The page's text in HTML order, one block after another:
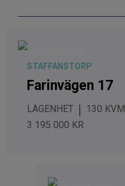
Farinvägen 17
STAFFANSTORP
130 KVM
LÄGENHET
3 195 000 KR